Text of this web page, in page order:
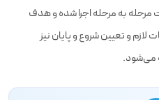
به مرحله اجرا شده و هدف
و تعیین شروع و پایان نیز
می‌شود.